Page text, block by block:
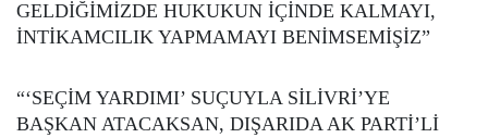
GELDİĞİMİZDE HUKUKUN İÇİNDE KALMAYI,
İNTİKAMCILIK YAPMAMAYI BENİMSEMİŞİZ”
“‘SEÇİM YARDIMI’ SUÇUYLA SİLİVRİ’YE
BAŞKAN ATACAKSAN, DIŞARIDA AK PARTİ’Lİ